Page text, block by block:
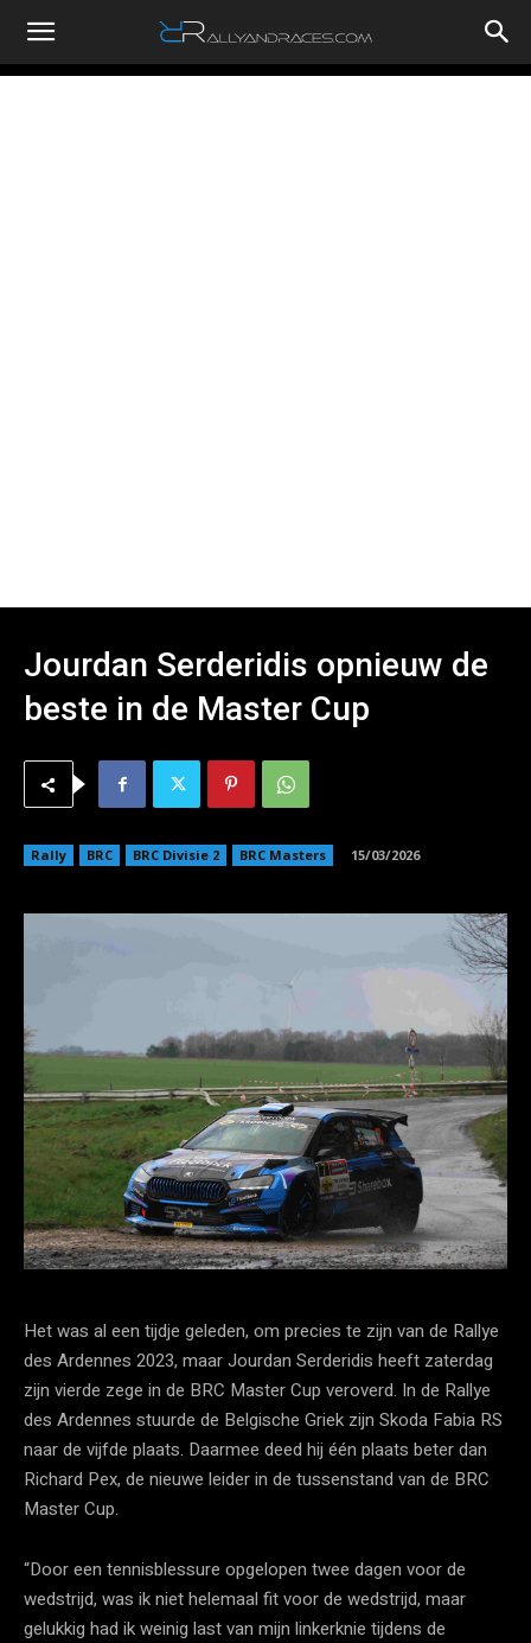
RallyandRaces.com
Jourdan Serderidis opnieuw de
beste in de Master Cup
Rally BRC BRC Divisie 2 BRC Masters 15/03/2026
Het was al een tijdje geleden, om precies te zijn van de Rallye
des Ardennes 2023, maar Jourdan Serderidis heeft zaterdag
zijn vierde zege in de BRC Master Cup veroverd. In de Rallye
des Ardennes stuurde de Belgische Griek zijn Skoda Fabia RS
naar de vijfde plaats. Daarmee deed hij één plaats beter dan
Richard Pex, de nieuwe leider in de tussenstand van de BRC
Master Cup.
“Door een tennisblessure opgelopen twee dagen voor de
wedstrijd, was ik niet helemaal fit voor de wedstrijd, maar
gelukkig had ik weinig last van mijn linkerknie tijdens de